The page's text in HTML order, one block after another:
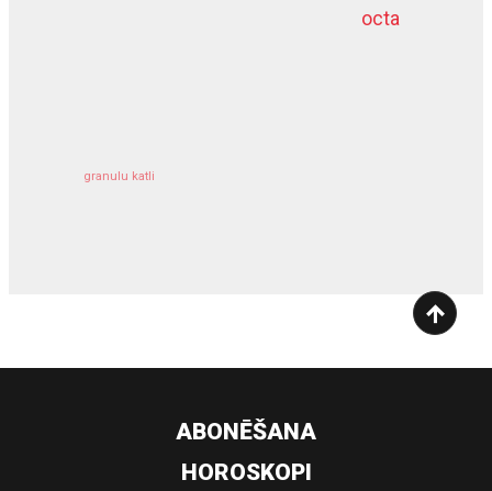
octa
granulu katli
dziļurbums
ABONĒŠANA
HOROSKOPI